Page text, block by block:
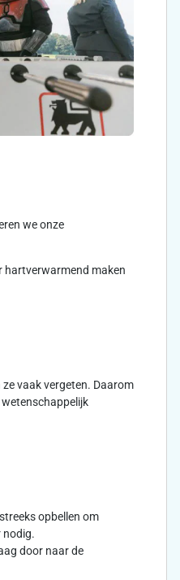
we onze
hartverwarmend maken
vaak vergeten. Daarom
opbellen om
nodig.
door naar de